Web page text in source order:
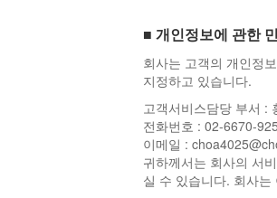
■ 개인정보에 관한
회사는 고객의 개인정
지정하고 있습니다.
고객서비스담당 부서 :
전화번호 : 02-6670-
이메일 :
귀하께서는 회사의 서
실 수 있습니다. 회사